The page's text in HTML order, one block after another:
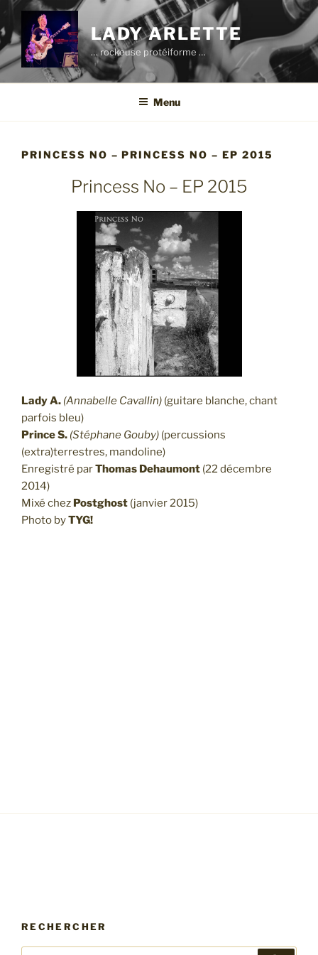
Aller
au
contenu
principal
LADY ARLETTE
… rockeuse protéiforme …
Menu
PRINCESS NO – PRINCESS NO – EP 2015
Princess No – EP 2015
Lady A. (Annabelle Cavallin) (guitare blanche, chant
parfois bleu)
Prince S. (Stéphane Gouby) (percussions
(extra)terrestres, mandoline)
Enregistré parThomas Dehaumont (22 décembre
2014)
Mixé chez Postghost (janvier 2015)
Photo byTYG!
RECHERCHER